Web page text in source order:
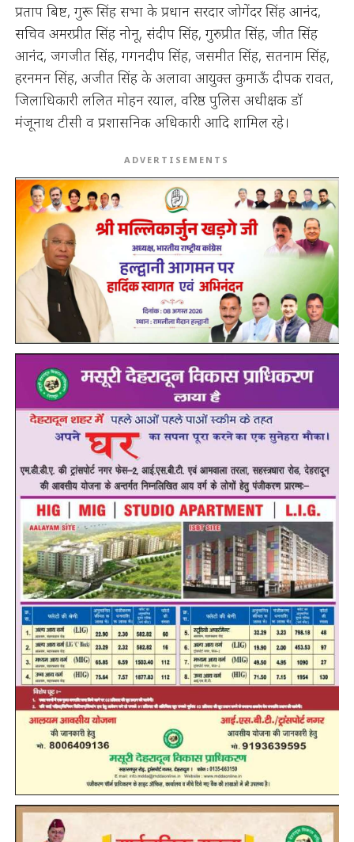
प्रताप बिष्ट, गुरू सिंह सभा के प्रधान सरदार जोगेंदर सिंह आनंद,
सचिव अमरप्रीत सिंह नोनू, संदीप सिंह, गुरुप्रीत सिंह, जीत सिंह
आनंद, जगजीत सिंह, गगनदीप सिंह, जसमीत सिंह, सतनाम सिंह,
हरनमन सिंह, अजीत सिंह के अलावा आयुक्त कुमाऊँ दीपक रावत,
जिलाधिकारी ललित मोहन रयाल, वरिष्ठ पुलिस अधीक्षक डॉ
मंजूनाथ टीसी व प्रशासनिक अधिकारी आदि शामिल रहे।
ADVERTISEMENTS